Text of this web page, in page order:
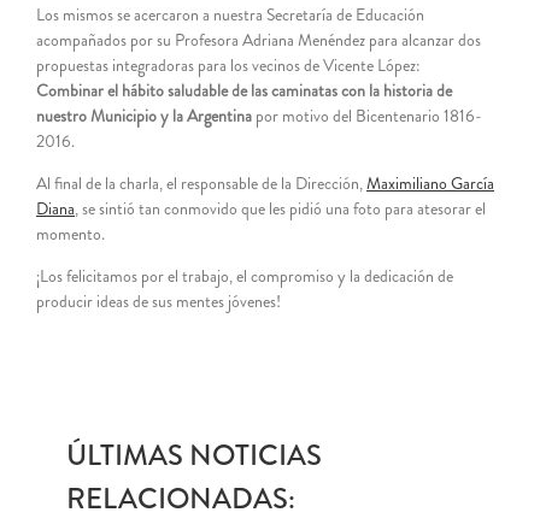
Los mismos se acercaron a nuestra Secretaría de Educación
acompañados por su Profesora Adriana Menéndez para alcanzar dos
propuestas integradoras para los vecinos de Vicente López:
Combinar el hábito saludable de las caminatas con la historia de
nuestro Municipio y la Argentina por motivo del Bicentenario 1816-
2016.
Al final de la charla, el responsable de la Dirección,Maximiliano García
Diana, se sintió tan conmovido que les pidió una foto para atesorar el
momento.
¡Los felicitamos por el trabajo, el compromiso y la dedicación de
producir ideas de sus mentes jóvenes!
ÚLTIMAS NOTICIAS
RELACIONADAS: